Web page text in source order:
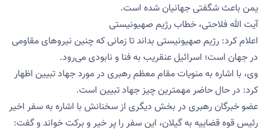
یمن باعث شگفتی جهانیان شده است.
آیت الله فلاحتی، خطاب رژیم صهیونیستی
اعلام کرد: رژیم صهیونیستی بداند تا زمانی که چنین نیروهای مقاومی
در جهان است؛ اسرائیل عنقریب به فنا و نابودی می‌رود.
وی، با اشاره به منویات مقام معظم رهبری در مورد جهاد تبیین اظهار
کرد: در حال حاضر مهمترین چیز جهاد تبیین است.
عضو خبرگان رهبری در بخش دیگری از سخنانش با اشاره به سفر اخیر
رئیس قوه قضاییه به گیلان، این سفر را پر خیر و برکت خواند و گفت: